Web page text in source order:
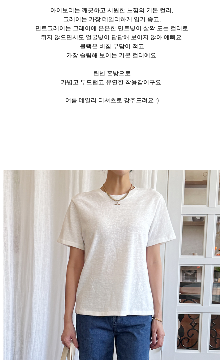
아이보리는 깨끗하고 시원한 느낌의 기본 컬러,
그레이는 가장 데일리하게 입기 좋고,
민트그레이는 그레이에 은은한 민트빛이 살짝 도는 컬러로
튀지 않으면서도 얼굴빛이 답답해 보이지 않아 예뻐요.
블랙은 비침 부담이 적고
가장 슬림해 보이는 기본 컬러예요.
린넨 혼방으로
가볍고 부드럽고 유연한 착용감이구요.
여름 데일리 티셔츠로 강추드려요 :)